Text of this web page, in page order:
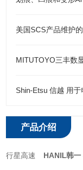
MITUTOYO三丰数
产品介绍
行星高速 HANIL韩一